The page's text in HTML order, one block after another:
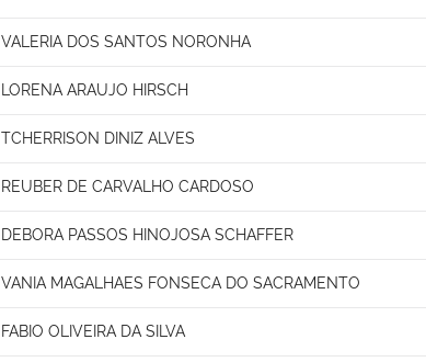
VALERIA DOS SANTOS NORONHA
LORENA ARAUJO HIRSCH
TCHERRISON DINIZ ALVES
REUBER DE CARVALHO CARDOSO
DEBORA PASSOS HINOJOSA SCHAFFER
VANIA MAGALHAES FONSECA DO SACRAMENTO
FABIO OLIVEIRA DA SILVA